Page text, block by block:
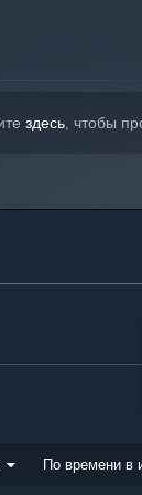
здесь, чтобы
По времени в